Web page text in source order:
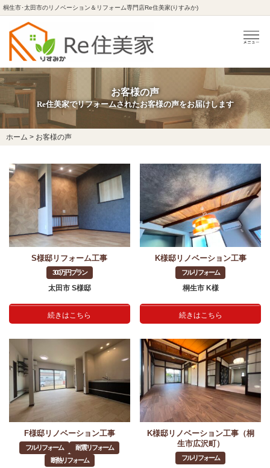
桐生市･太田市のリノベーション＆リフォーム専門店Re住美家(りすみか)
お客様の声
Re住美家でリフォームされたお客様の声をお届けします
ホーム > お客様の声
S様邸リフォーム工事
300万円プラン
太田市 S様邸
続きはこちら
K様邸リノベーション工事
フルリフォーム
桐生市 K様
続きはこちら
F様邸リノベーション工事
フルリフォーム
耐震リフォーム
断熱リフォーム
K様邸リノベーション工事（桐
生市広沢町）
フルリフォーム